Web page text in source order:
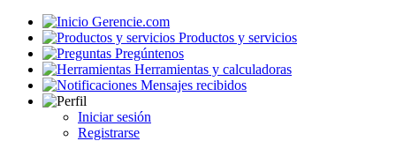
Gerencie.com
Productos y servicios
Pregúntenos
Herramientas y calculadoras
Mensajes recibidos
Iniciar sesión
Registrarse